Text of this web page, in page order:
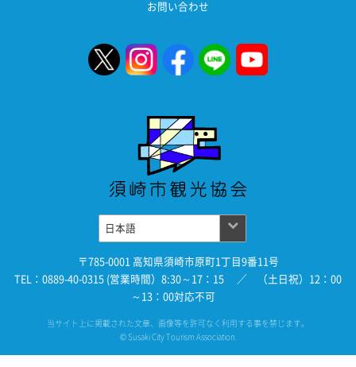
お問い合わせ
〒785-0001 高知県須崎市原町1丁目9番11号
TEL：0889-40-0315 (営業時間）8:30～17：15 ／ （土日祝）12：00
～13：00対応不可
当サイト上に掲載された文章、画像等を許可なく利用する事を禁じます。
© Susaki City Tourism Association.